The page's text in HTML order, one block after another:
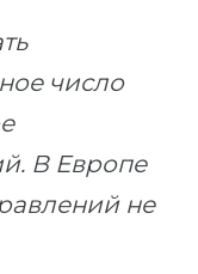
число
В Европе
не